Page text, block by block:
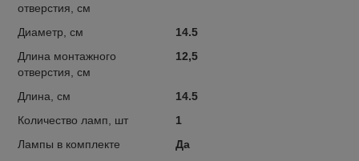
отверстия, см
Диаметр, см
14.5
Длина монтажного
отверстия, см
12,5
Длина, см
14.5
Количество ламп, шт
1
Лампы в комплекте
Да